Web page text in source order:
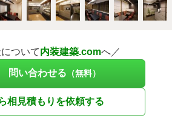
ついて内装建築.comへ／
問い合わせる （無料）
相見積もりを依頼する